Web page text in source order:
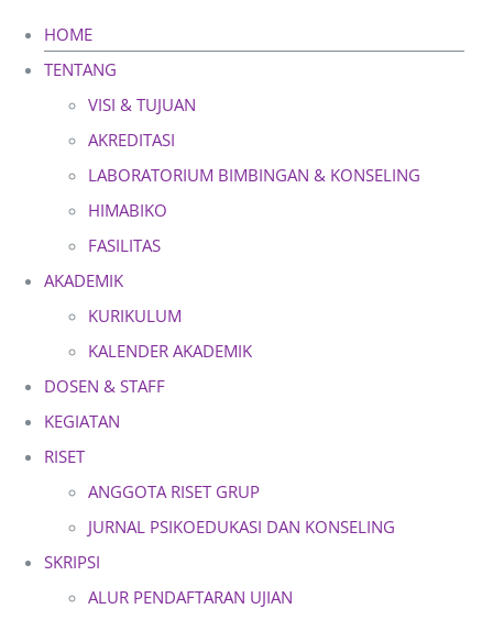
HOME
TENTANG
VISI & TUJUAN
AKREDITASI
LABORATORIUM BIMBINGAN & KONSELING
HIMABIKO
FASILITAS
AKADEMIK
KURIKULUM
KALENDER AKADEMIK
DOSEN & STAFF
KEGIATAN
RISET
ANGGOTA RISET GRUP
JURNAL PSIKOEDUKASI DAN KONSELING
SKRIPSI
ALUR PENDAFTARAN UJIAN